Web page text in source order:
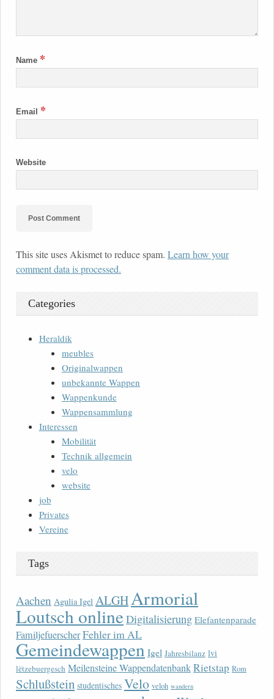
Name *
Email *
Website
This site uses Akismet to reduce spam. Learn how your
comment data is processed.
Categories
Heraldik
meubles
Originalwappen
unbekannte Wappen
Wappenkunde
Wappensammlung
Interessen
Mobilität
Technik allgemein
velo
website
job
Privates
Vereine
Tags
Aachen Agulia Igel ALGH Armorial
Loutsch onlineDigitalisierung Elefantenparade
FamiljefuerscherFehler im AL
Gemeindewappen Igel Jahresbilanz lvi
lëtzebuergesch Meilensteine WappendatenbankRietstap Rom
Schlußstein studentisches Velo veloh wandern